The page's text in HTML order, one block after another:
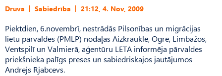
Druva Sabiedrība 21:12, 4. Nov, 2009
Piektdien, 6.novembrī, nestrādās Pilsonības un migrācijas
lietu pārvaldes (PMLP) nodaļas Aizkrauklē, Ogrē, Limbažos,
Ventspilī un Valmierā, aģentūru LETA informēja pārvaldes
priekšnieka palīgs preses un sabiedriskajos jautājumos
Andrejs Rjabcevs.